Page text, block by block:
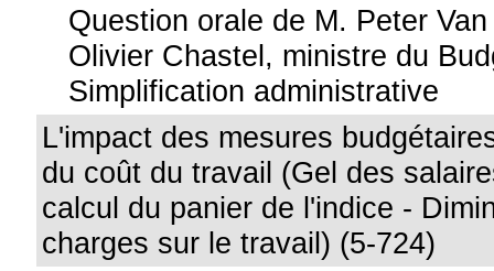
Question orale de M. Peter
Olivier Chastel, ministre du
Simplification administrative
L'impact des mesures
du coût du travail (Gel des
calcul du panier de l'indice -
charges sur le travail) (5-724)